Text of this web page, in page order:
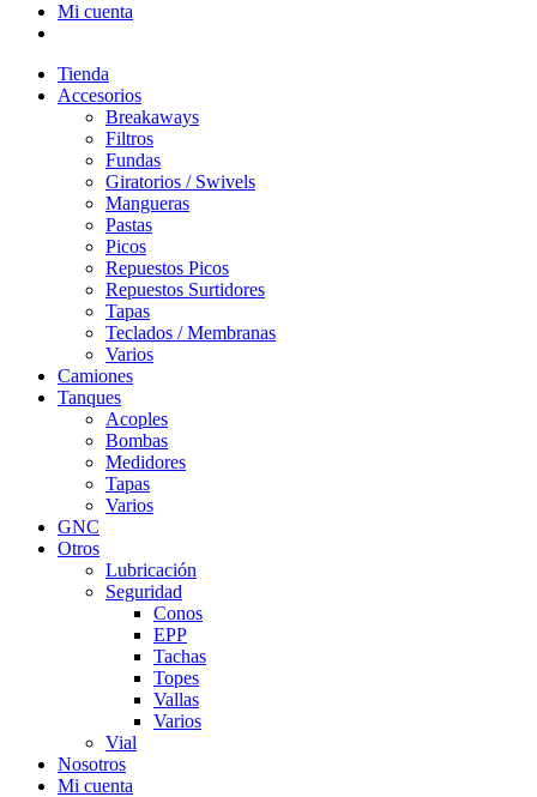
Mi cuenta
Tienda
Accesorios
Breakaways
Filtros
Fundas
Giratorios / Swivels
Mangueras
Pastas
Picos
Repuestos Picos
Repuestos Surtidores
Tapas
Teclados / Membranas
Varios
Camiones
Tanques
Acoples
Bombas
Medidores
Tapas
Varios
GNC
Otros
Lubricación
Seguridad
Conos
EPP
Tachas
Topes
Vallas
Varios
Vial
Nosotros
Mi cuenta